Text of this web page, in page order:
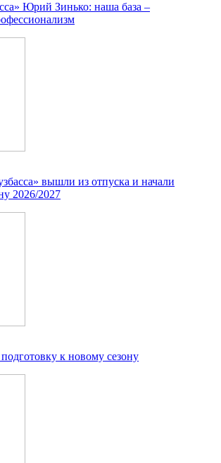
Юрий Зинько: наша база –
вышли из отпуска и начали
2026/2027
к новому сезону